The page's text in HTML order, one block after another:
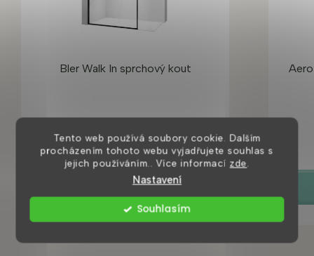
Tento web používá soubory cookie. Dalším
procházením tohoto webu vyjadřujete souhlas s
jejich používáním.. Více informací zde
Nastavení
Souhlasím
Bler Walk In sprchový kout
3 560 Kč
DETAIL